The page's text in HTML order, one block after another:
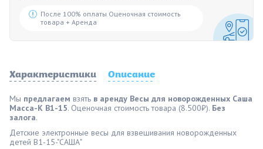
После 100% оплаты Оценочная стоимость
товара + Аренда
Характеристики Описание
Мы предлагаем взять в аренду Весы для новорожденных Саша
Масса-К В1-15. Оценочная стоимость товара (8.500₽). Без
залога.
Детские электронные весы для взвешивания новорожденных
детей В1-15-"САША"